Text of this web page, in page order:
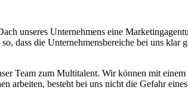
unseres Unternehmens eine
dass die Unternehmensbereiche bei uns klar
Team zum Multitalent. Wir können mit
arbeiten, besteht bei uns nicht die Gefahr